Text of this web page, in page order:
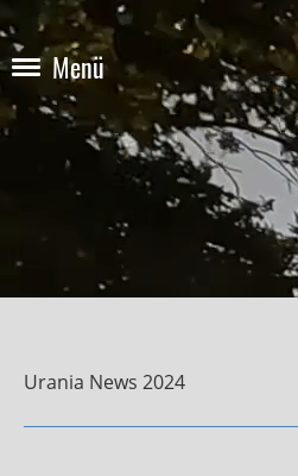
Menü
Urania News 2024